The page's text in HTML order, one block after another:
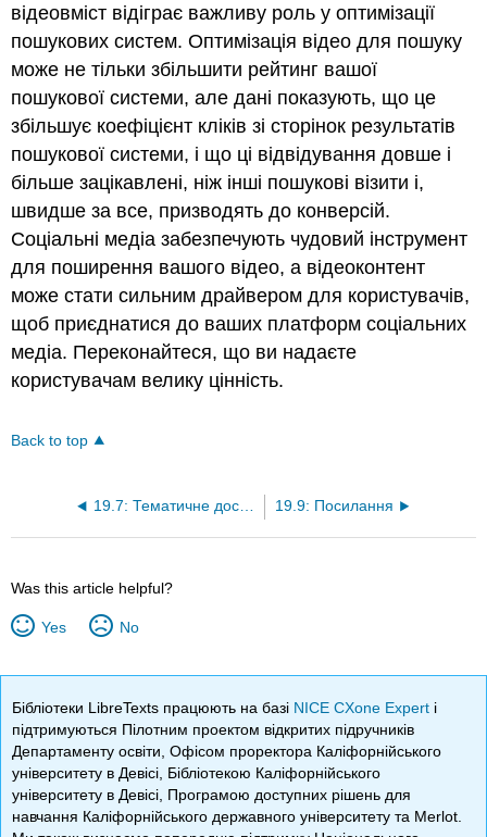
відеовміст відіграє важливу роль у оптимізації
пошукових систем. Оптимізація відео для пошуку
може не тільки збільшити рейтинг вашої
пошукової системи, але дані показують, що це
збільшує коефіцієнт кліків зі сторінок результатів
пошукової системи, і що ці відвідування довше і
більше зацікавлені, ніж інші пошукові візити і,
швидше за все, призводять до конверсій.
Соціальні медіа забезпечують чудовий інструмент
для поширення вашого відео, а відеоконтент
може стати сильним драйвером для користувачів,
щоб приєднатися до ваших платформ соціальних
медіа. Переконайтеся, що ви надаєте
користувачам велику цінність.
Back to top
19.7: Тематичне дослідження - колись Nike Chicago Cubs 19.9: Посилання
Was this article helpful?
Yes No
Бібліотеки LibreTexts працюють на базі NICE CXone Expert і
підтримуються Пілотним проектом відкритих підручників
Департаменту освіти, Офісом проректора Каліфорнійського
університету в Девісі, Бібліотекою Каліфорнійського
університету в Девісі, Програмою доступних рішень для
навчання Каліфорнійського державного університету та Merlot.